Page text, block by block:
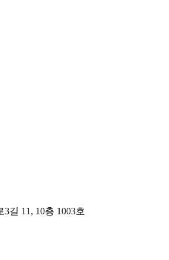
길 11, 10층 1003호